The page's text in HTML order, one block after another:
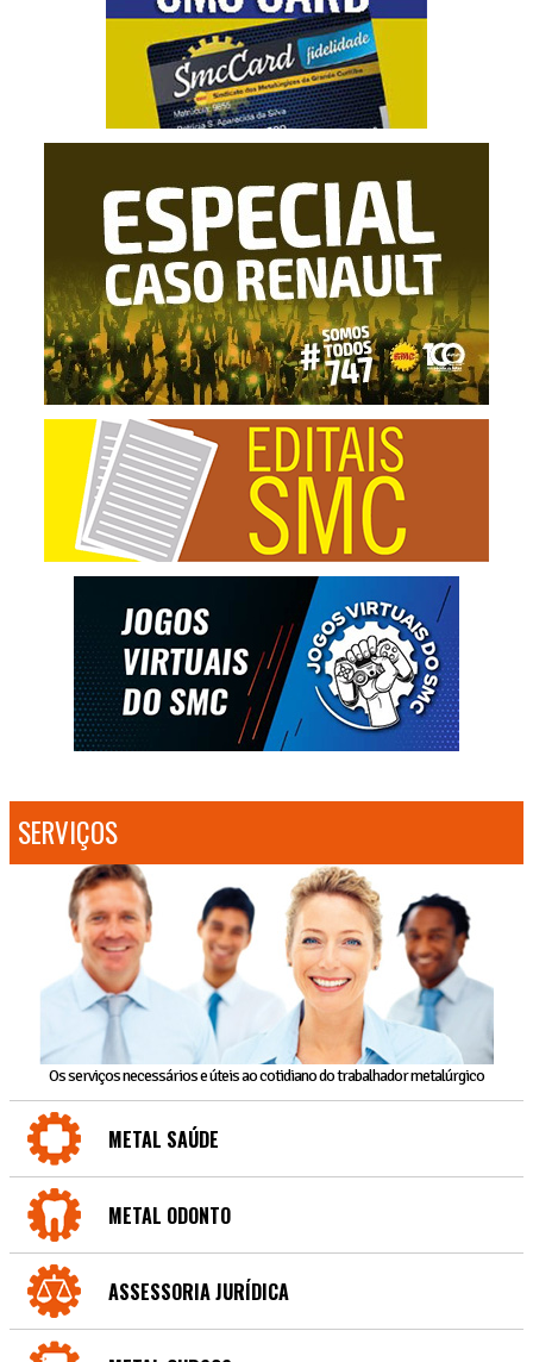
SERVIÇOS
Os serviços necessários e úteis ao cotidiano do trabalhador metalúrgico
METAL SAÚDE
METAL ODONTO
ASSESSORIA JURÍDICA